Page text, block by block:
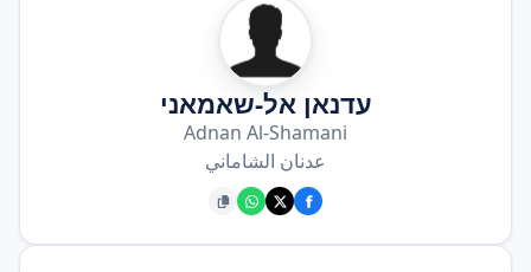
עדנאן אל-שאמאני
Adnan Al-Shamani
عدنان الشاماني